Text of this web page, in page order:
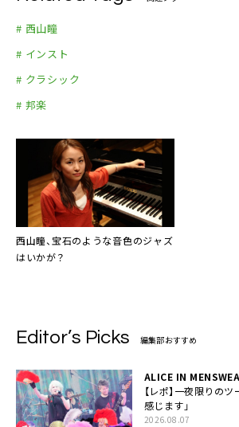
# 西山瞳
# インスト
# クラシック
# 邦楽
西山瞳、宝石のような音色のジャズ
はいかが？
Editor’s Picks 編集部おすすめ
ALICE IN
【レポ】一夜限りの
感じます」
2026.08.07